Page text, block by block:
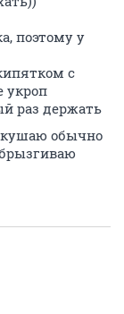
поэтому у
с
укроп
раз держать
кушаю обычно